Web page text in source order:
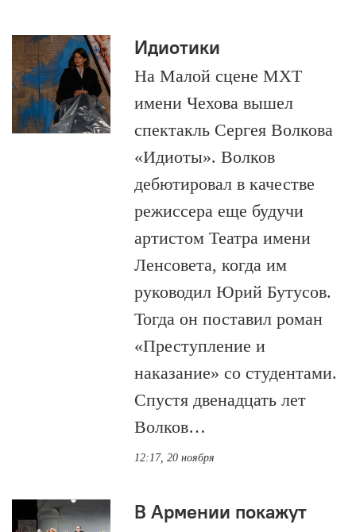
Идиотики
На Малой сцене МХТ
имени Чехова вышел
спектакль Сергея Волкова
«Идиоты». Волков
дебютировал в качестве
режиссера еще будучи
артистом Театра имени
Ленсовета, когда им
руководил Юрий Бутусов.
Тогда он поставил роман
«Преступление и
наказание» со студентами.
Спустя двенадцать лет
Волков…
12:17, 20 ноября
В Армении покажут